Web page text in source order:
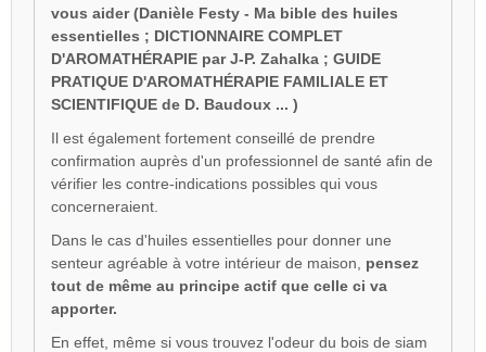
vous aider (Danièle Festy - Ma bible des huiles
essentielles ; DICTIONNAIRE COMPLET
D'AROMATHÉRAPIE par J-P. Zahalka ; GUIDE
PRATIQUE D'AROMATHÉRAPIE FAMILIALE ET
SCIENTIFIQUE de D. Baudoux ... )
Il est également fortement conseillé de prendre
confirmation auprès d'un professionnel de santé afin de
vérifier les contre-indications possibles qui vous
concerneraient.
Dans le cas d'huiles essentielles pour donner une
senteur agréable à votre intérieur de maison,
pensez
tout de même au principe actif que celle ci va
apporter.
En effet, même si vous trouvez l'odeur du bois de siam